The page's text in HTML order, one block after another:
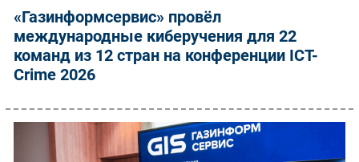
«Газинформсервис» провёл
международные киберучения для 22
команд из 12 стран на конференции ICT-
Crime 2026